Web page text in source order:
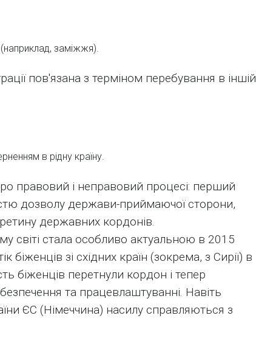
заміжжя).
пов'язана з терміном перебування в іншій
в рідну країну.
правовий і неправовий процесі: перший
дозволу держави-приймаючої сторони,
державних кордонів.
світі стала особливо актуальною в 2015
біженців зі східних країн (зокрема, з Сирії) в
біженців перетнули кордон і тепер
та працевлаштуванні. Навіть
ЄС (Німеччина) насилу справляються з